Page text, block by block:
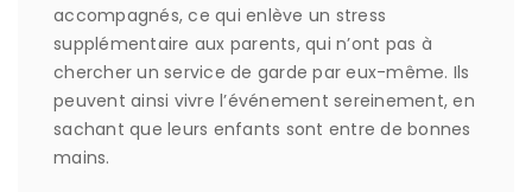
accompagnés, ce qui enlève un stress
supplémentaire aux parents, qui n’ont pas à
chercher un service de garde par eux-même. Ils
peuvent ainsi vivre l’événement sereinement, en
sachant que leurs enfants sont entre de bonnes
mains.